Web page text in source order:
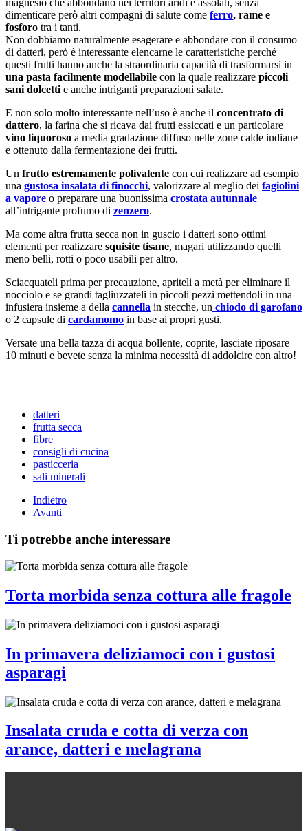
magnesio che abbondano nei territori aridi e assolati, senza
dimenticare però altri compagni di salute come ferro, rame e
fosforo tra i tanti.
Non dobbiamo naturalmente esagerare e abbondare con il consumo
di datteri, però è interessante elencarne le caratteristiche perché
questi frutti hanno anche la straordinaria capacità di trasformarsi in
una pasta facilmente modellabile con la quale realizzare piccoli
sani dolcettie anche intriganti preparazioni salate.
E non solo molto interessante nell’uso è anche il concentrato di
dattero, la farina che si ricava dai frutti essiccati e un particolare
vino liquoroso a media gradazione diffuso nelle zone calde indiane
e ottenuto dalla fermentazione dei frutti.
Un frutto estremamente polivalente con cui realizzare ad esempio
una gustosa insalata di finocchi, valorizzare al meglio dei fagiolini
a vapore o preparare una buonissima crostata autunnale
all’intrigante profumo di zenzero.
Ma come altra frutta secca non in guscio i datteri sono ottimi
elementi per realizzare squisite tisane, magari utilizzando quelli
meno belli, rotti o poco usabili per altro.
Sciacquateli prima per precauzione, apriteli a metà per eliminare il
nocciolo e se grandi tagliuzzateli in piccoli pezzi mettendoli in una
infusiera insieme a della cannella in stecche, un chiodo di garofano
o 2 capsule di cardamomo in base ai propri gusti.
Versate una bella tazza di acqua bollente, coprite, lasciate riposare
10 minuti e bevete senza la minima necessità di addolcire con altro!
datteri
frutta secca
fibre
consigli di cucina
pasticceria
sali minerali
Indietro
Avanti
Ti potrebbe anche interessare
Torta morbida senza cottura alle fragole
In primavera deliziamoci con i gustosi
asparagi
Insalata cruda e cotta di verza con
arance, datteri e melagrana